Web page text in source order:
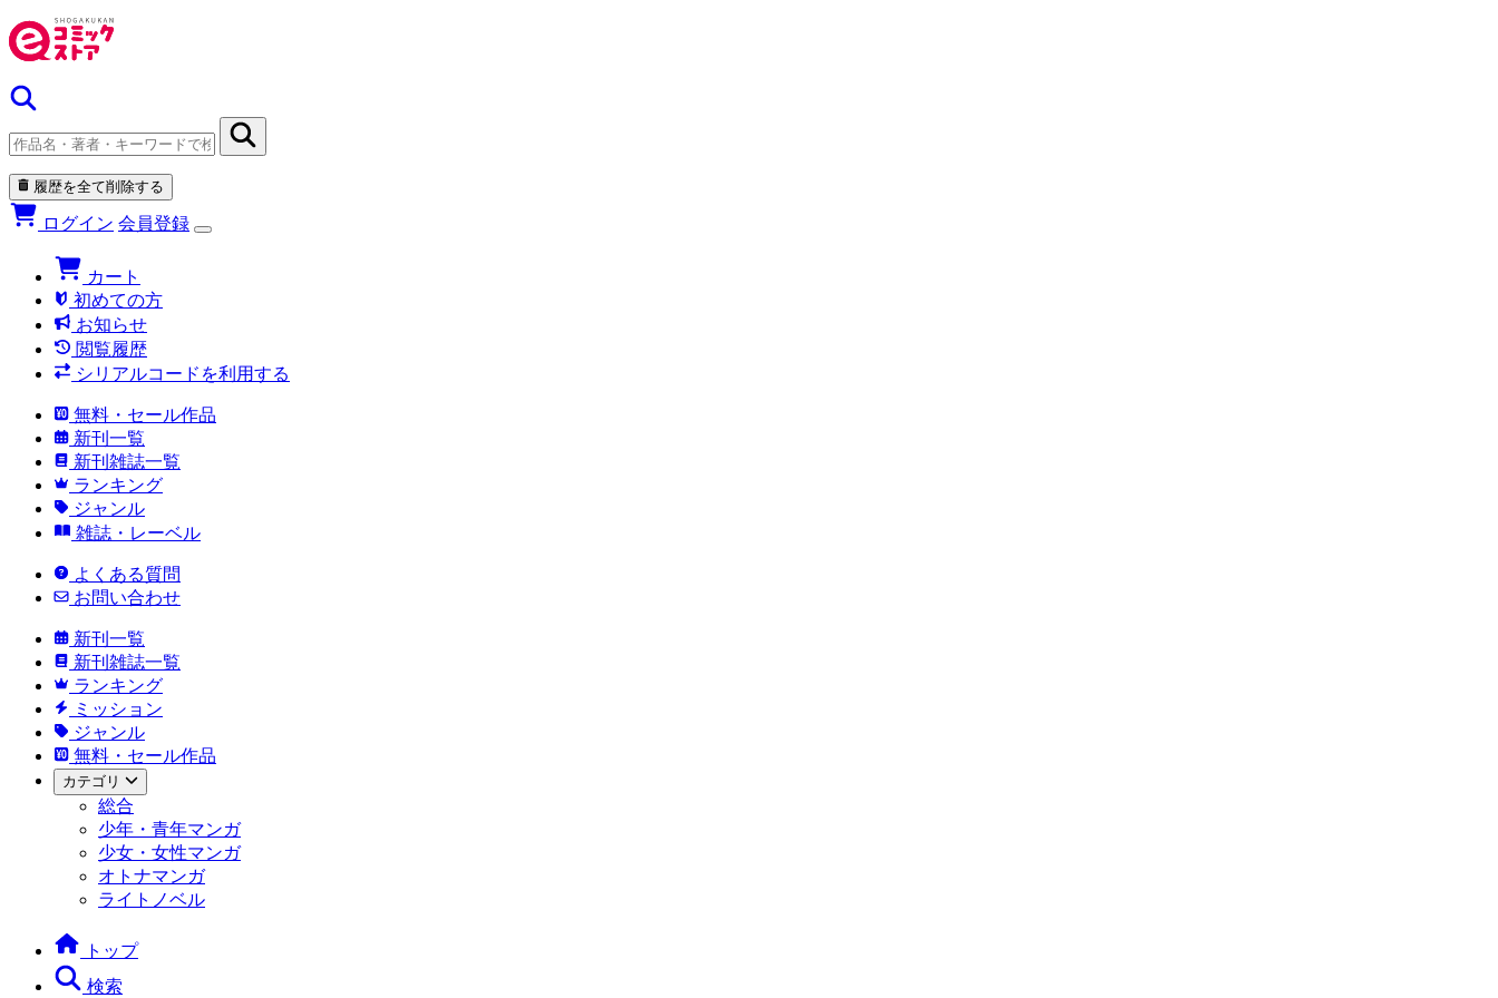
履歴を全て削除する
ログイン 会員登録
カート
初めての方
お知らせ
閲覧履歴
シリアルコードを利用する
無料・セール作品
新刊一覧
新刊雑誌一覧
ランキング
ジャンル
雑誌・レーベル
よくある質問
お問い合わせ
新刊一覧
新刊雑誌一覧
ランキング
ミッション
ジャンル
無料・セール作品
カテゴリ
総合
少年・青年マンガ
少女・女性マンガ
オトナマンガ
ライトノベル
トップ
検索